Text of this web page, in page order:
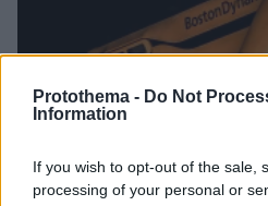
Protothema - Do Not
Information
If you wish to opt-out of the sale,
processing of your personal or